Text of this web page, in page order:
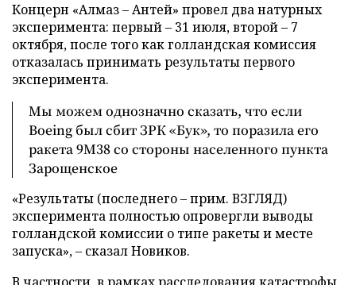
Концерн «Алмаз – Антей» провел два натурных
эксперимента: первый – 31 июля, второй – 7
октября, после того как голландская комиссия
отказалась принимать результаты первого
эксперимента.
Мы можем однозначно сказать, что если
Boeing был сбит ЗРК «Бук», то поразила его
ракета 9М38 со стороны населенного пункта
Зарощенское
«Результаты (последнего – прим. ВЗГЛЯД)
эксперимента полностью опровергли выводы
голландской комиссии о типе ракеты и месте
запуска», – сказал Новиков.